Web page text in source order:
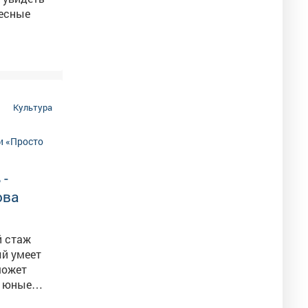
Культура
стаж
умеет
свой